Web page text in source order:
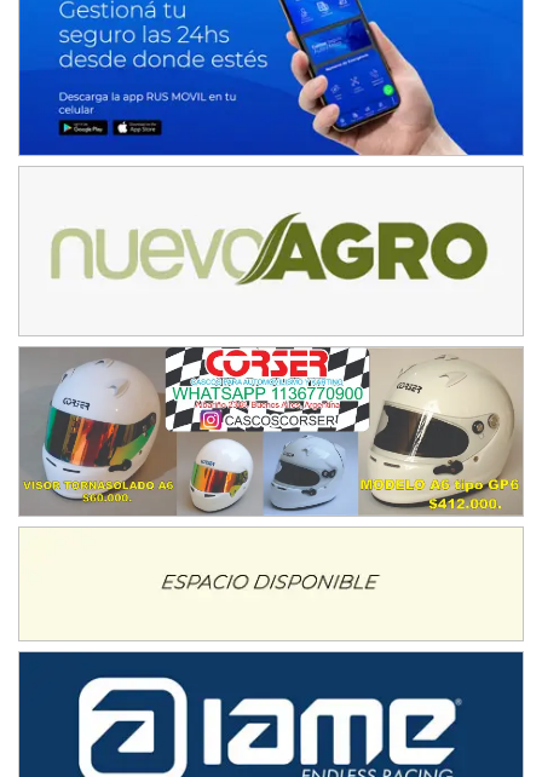
CORDOBES ASFALTO - F7
Complejo Valentín Lauret (Tierra)
ENTRERRIANO - F6
Parque de la Velocidad (Asfalto)
SUR ENTRERRIANO - F6
Hugo "Gato" Molini (Tierra)
Nogoyá (Entre Ríos)
Ciudad de La Rioja (Asfalto)
La Rioja (La Rioja)
PROKART NEUQUINO - F6
Autódromo de Neuquén (Asfalto)
Centenario (Neuquén)
CENTRO BONAERENSE - F6
Emilio Parisi (Tierra)